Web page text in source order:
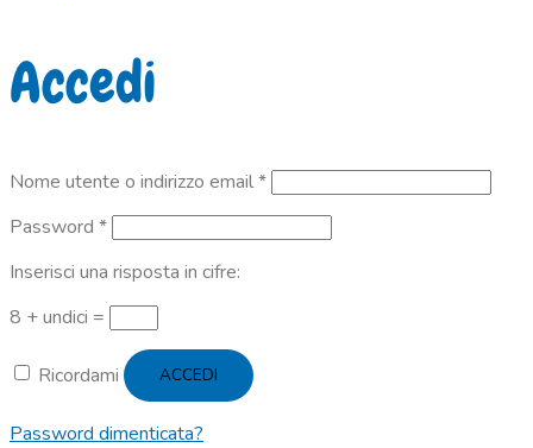
Accedi
Nome utente o indirizzo email*Richiesto
Password *Richiesto
Inserisci una risposta in cifre:
8 + undici =
Ricordami ACCEDI
Password dimenticata?